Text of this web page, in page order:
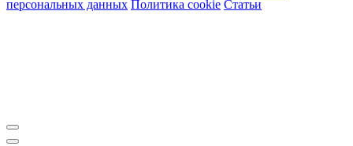
персональных данных Политика cookie Статьи